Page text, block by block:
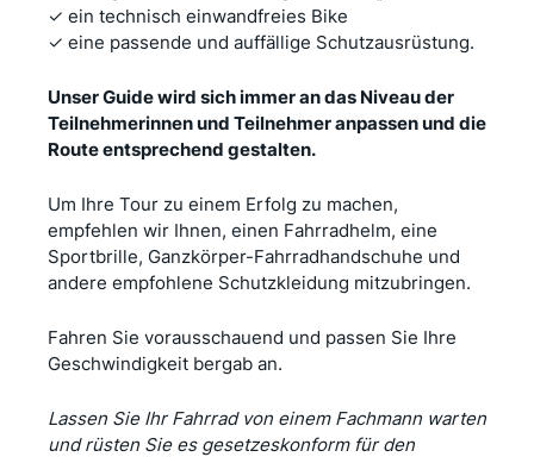
✓ ein technisch einwandfreies Bike
✓ eine passende und auffällige Schutzausrüstung.
Unser Guide wird sich immer an das Niveau der
Teilnehmerinnen und Teilnehmer anpassen und die
Route entsprechend gestalten.
Um Ihre Tour zu einem Erfolg zu machen,
empfehlen wir Ihnen, einen Fahrradhelm, eine
Sportbrille, Ganzkörper-Fahrradhandschuhe und
andere empfohlene Schutzkleidung mitzubringen.
Fahren Sie vorausschauend und passen Sie Ihre
Geschwindigkeit bergab an.
Lassen Sie Ihr Fahrrad von einem Fachmann warten
und rüsten Sie es gesetzeskonform für den